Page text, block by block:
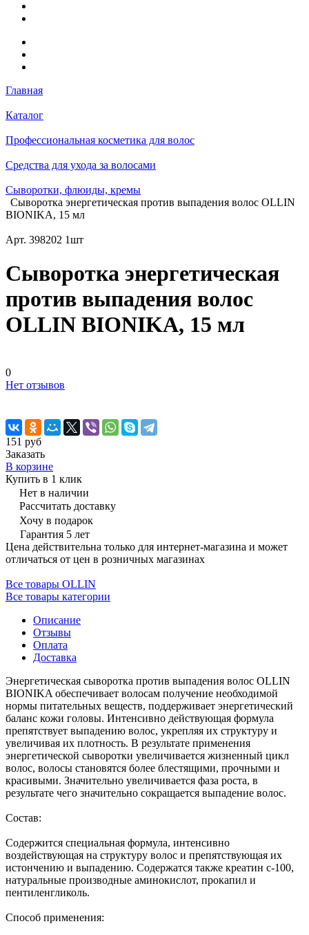
Главная
Каталог
Профессиональная косметика для волос
Средства для ухода за волосами
Сыворотки, флюиды, кремы
Сыворотка энергетическая против выпадения волос OLLIN
BIONIKA, 15 мл
Арт. 398202 1шт
Сыворотка энергетическая
против выпадения волос
OLLIN BIONIKA, 15 мл
0
Нет отзывов
151 руб
Заказать
В корзине
Купить в 1 клик
Нет в наличии
Рассчитать доставку
Хочу в подарок
Гарантия 5 лет
Цена действительна только для интернет-магазина и может
отличаться от цен в розничных магазинах
Все товары OLLIN
Все товары категории
Описание
Отзывы
Оплата
Доставка
Энергетическая сыворотка против выпадения волос OLLIN
BIONIKA обеспечивает волосам получение необходимой
нормы питательных веществ, поддерживает энергетический
баланс кожи головы. Интенсивно действующая формула
препятствует выпадению волос, укрепляя их структуру и
увеличивая их плотность. В результате применения
энергетической сыворотки увеличивается жизненный цикл
волос, волосы становятся более блестящими, прочными и
красивыми. Значительно увеличивается фаза роста, в
результате чего значительно сокращается выпадение волос.
Состав:
Содержится специальная формула, интенсивно
воздействующая на структуру волос и препятствующая их
истончению и выпадению. Содержатся также креатин с-100,
натуральные производные аминокислот, прокапил и
пентиленгликоль.
Способ применения: